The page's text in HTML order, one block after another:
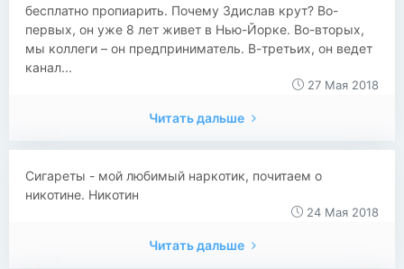
бесплатно пропиарить. Почему Здислав крут? Во-
первых, он уже 8 лет живет в Нью-Йорке. Во-вторых,
мы коллеги – он предприниматель. В-третьих, он ведет
канал...
27 Мая 2018
Читать дальше
Сигареты - мой любимый наркотик, почитаем о
никотине. Никотин
24 Мая 2018
Читать дальше